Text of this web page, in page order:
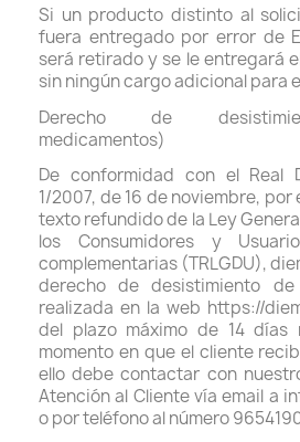
Si un producto distinto al
fuera entregado por error de
será retirado y se le entregará
sin ningún cargo adicional para
Derecho de
medicamentos)
De conformidad con el Real
1/2007, de 16 de noviembre, por
texto refundido de la Ley
los Consumidores y
complementarias (TRLGDU),
derecho de desistimiento
realizada en la web https://
del plazo máximo de 14 días
momento en que el cliente
ello debe contactar con
Atención al Cliente vía email a
o por teléfono al número